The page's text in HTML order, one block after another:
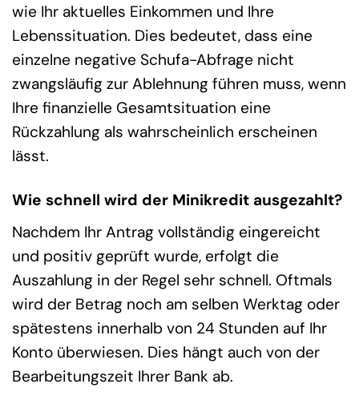
wie Ihr aktuelles Einkommen und Ihre
Lebenssituation. Dies bedeutet, dass eine
einzelne negative Schufa-Abfrage nicht
zwangsläufig zur Ablehnung führen muss, wenn
Ihre finanzielle Gesamtsituation eine
Rückzahlung als wahrscheinlich erscheinen
lässt.
Wie schnell wird der Minikredit ausgezahlt?
Nachdem Ihr Antrag vollständig eingereicht
und positiv geprüft wurde, erfolgt die
Auszahlung in der Regel sehr schnell. Oftmals
wird der Betrag noch am selben Werktag oder
spätestens innerhalb von 24 Stunden auf Ihr
Konto überwiesen. Dies hängt auch von der
Bearbeitungszeit Ihrer Bank ab.